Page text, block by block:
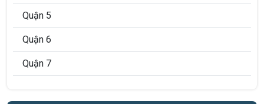
Quận 5
Quận 6
Quận 7